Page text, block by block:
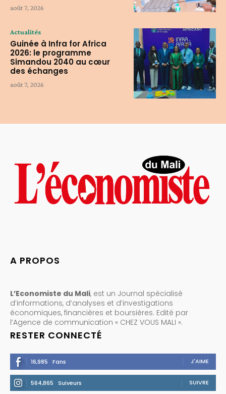
août 7, 2026
Actualités
Guinée à Infra for Africa
2026: le programme
Simandou 2040 au cœur
des échanges
août 7, 2026
A PROPOS
L’Economiste du Mali, est un Journal spécialisé
d’informations, d’analyses et d’investigations
économiques, financières et boursières. Edité par
l’Agence de communication « CHEZ VOUS MALI ».
RESTER CONNECTÉ
16,985 Fans J'AIME
564,865 Suiveurs SUIVRE